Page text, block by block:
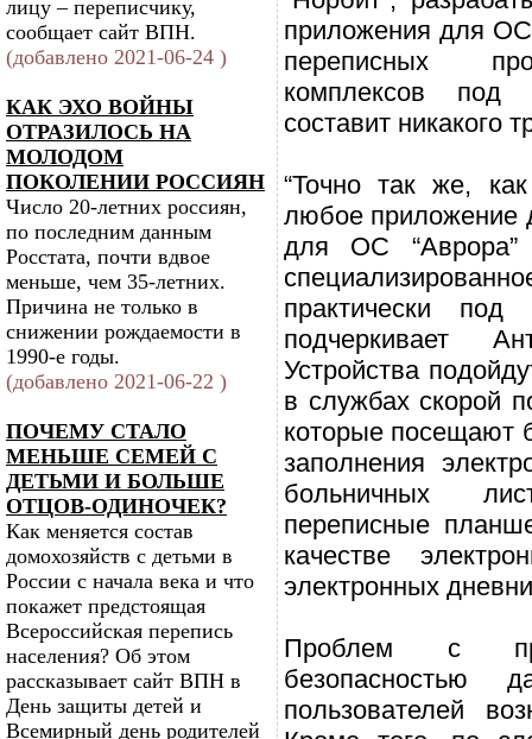
лицу – переписчику,
сообщает сайт ВПН.
(добавлено 2021-06-24 )
КАК ЭХО ВОЙНЫ
ОТРАЗИЛОСЬ НА
МОЛОДОМ
ПОКОЛЕНИИ РОССИЯН
Число 20-летних россиян,
по последним данным
Росстата, почти вдвое
меньше, чем 35-летних.
Причина не только в
снижении рождаемости в
1990-е годы.
(добавлено 2021-06-22 )
ПОЧЕМУ СТАЛО
МЕНЬШЕ СЕМЕЙ С
ДЕТЬМИ И БОЛЬШЕ
ОТЦОВ-ОДИНОЧЕК?
Как меняется состав
домохозяйств с детьми в
России с начала века и что
покажет предстоящая
Всероссийская перепись
населения? Об этом
рассказывает сайт ВПН в
День защиты детей и
Всемирный день родителей
приложения для ОС
переписных
комплексов под
составит никакого
“Точно так же,
любое приложение
для ОС “Аврора”
практически
подчеркивает
Устройства
в службах скорой
которые посещают
заполнения
больничных
переписные
качестве
электронных
Проблем с
безопасностью
пользователей